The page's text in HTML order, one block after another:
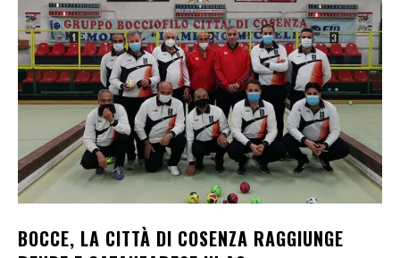
BOCCE, LA CITTÀ DI COSENZA RAGGIUNGE